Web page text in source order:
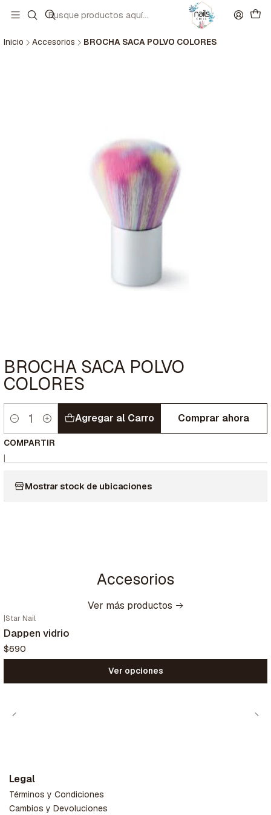
Inicio Accesorios BROCHA SACA POLVO COLORES
BROCHA SACA POLVO
COLORES
Cantidad
Agregar al Carro Comprar ahora
COMPARTIR
|
Mostrar stock de ubicaciones
Accesorios
Ver más productos
Star Nail
Dappen vidrio
$690
Ver opciones
Legal
Términos y Condiciones
Cambios y Devoluciones